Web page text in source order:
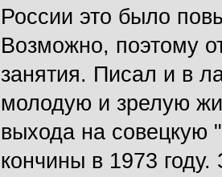
России это было
Возможно, поэтому
занятия. Писал и в
молодую и зрелую
выхода на совецкую
кончины в 1973